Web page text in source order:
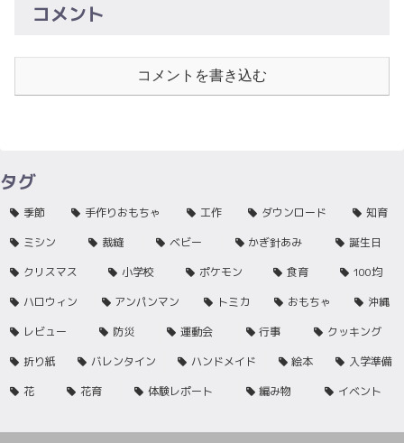
コメント
コメントを書き込む
タグ
季節 手作りおもちゃ 工作 ダウンロード
知育
ミシン
裁縫 ベビー かぎ針あみ
誕生日
クリスマス
小学校 ポケモン 食育
100均
ハロウィン
アンパンマン トミカ おもちゃ
沖縄
レビュー
防災 運動会 行事
クッキング
折り紙
バレンタイン ハンドメイド 絵本
入学準備
花
花育 体験レポート 編み物 イベント